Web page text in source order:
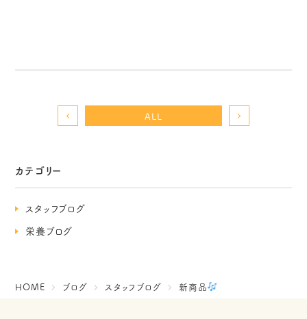
カテゴリー
スタッフブログ
栄養ブログ
ALL
HOME ブログ スタッフブログ 新商品